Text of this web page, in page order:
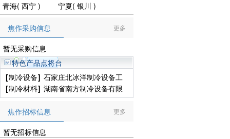
青海( 西宁 ) 宁夏( 银川 )
更多
焦作采购信息
暂无采购信息
特色产品点将台
[制冷设备] 石家庄北冰洋制冷设备工
程有限公司
[制冷材料] 湖南省南方制冷设备有限
公司
更多
焦作招标信息
暂无招标信息